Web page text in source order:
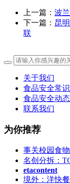
上一篇： 波
下一篇： 昆
联
关于我们
食品安全常识
食品安全动态
联系我们
为你推荐
事关校园食
名创分拆：
etacontent
境外：洋快